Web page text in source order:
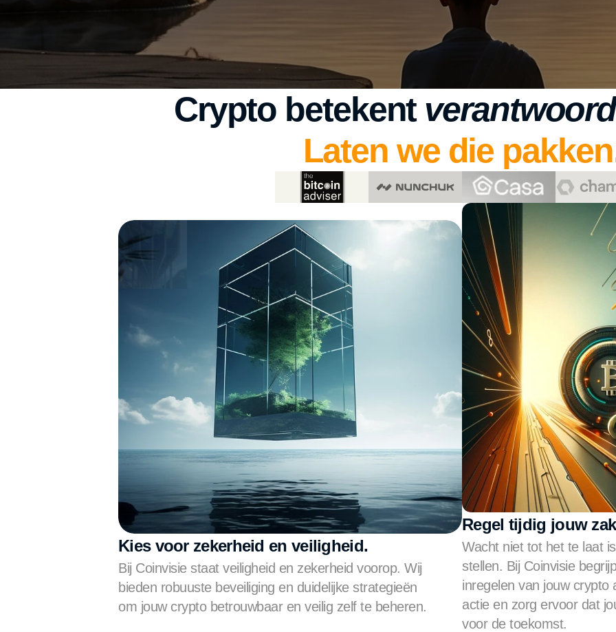
Crypto betekent
Laten we die
Kies voor zekerheid en veiligheid.
Bij Coinvisie staat veiligheid en zekerheid voorop. Wij
bieden robuuste beveiliging en duidelijke strategieën
om jouw crypto betrouwbaar en veilig zelf te beheren.
Regel tijdig jouw
Wacht niet tot het te laat
stellen. Bij Coinvisie
inregelen van jouw
actie en zorg ervoor dat
voor de toekomst.